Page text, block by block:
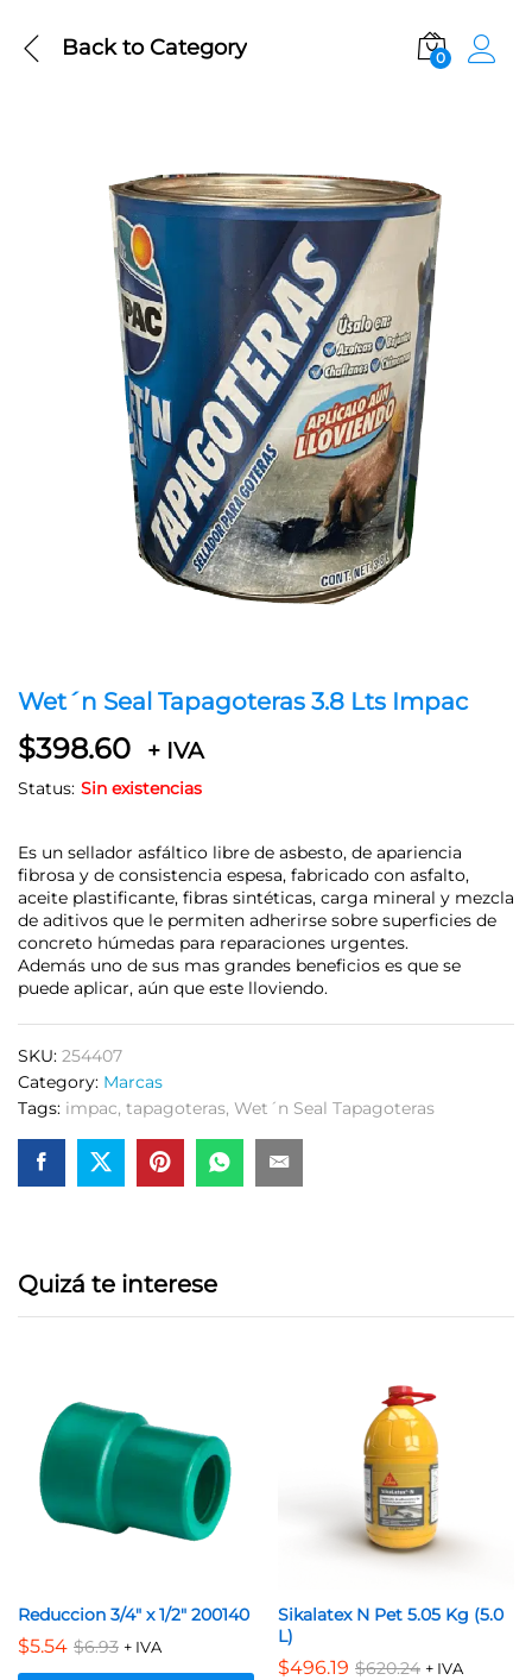
Back toCategory 0
Wet´n Seal Tapagoteras 3.8 Lts Impac
$398.60 + IVA
Status: Sin existencias
Es un sellador asfáltico libre de asbesto, de apariencia
fibrosa y de consistencia espesa, fabricado con asfalto,
aceite plastificante, fibras sintéticas, carga mineral y mezcla
de aditivos que le permiten adherirse sobre superficies de
concreto húmedas para reparaciones urgentes.
Además uno de sus mas grandes beneficios es que se
puede aplicar, aún que este lloviendo.
SKU: 254407
Category: Marcas
Tags: impac, tapagoteras, Wet´n Seal Tapagoteras
Quizá te interese
Reduccion 3/4″ x 1/2″ 200140
$5.54 $6.93 + IVA
Sikalatex N Pet 5.05 Kg (5.0
L)
$496.19 $620.24 + IVA